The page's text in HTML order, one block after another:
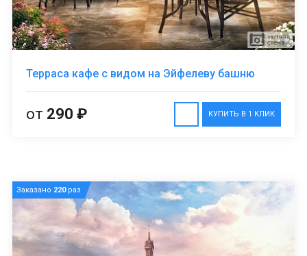
Терраса кафе с видом на Эйфелеву башню
КУПИТЬ В 1 КЛИК
от 290 ₽
Заказано 220раз